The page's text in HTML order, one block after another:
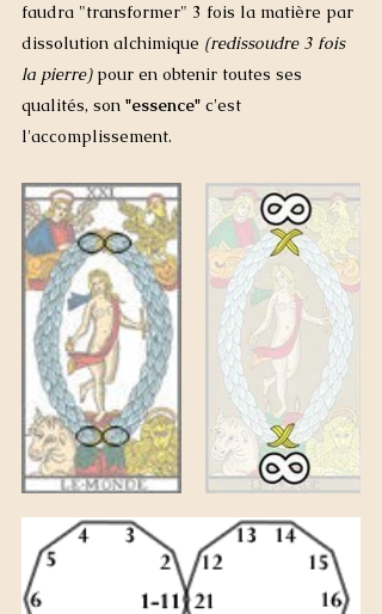
faudra "transformer" 3 fois la matière par
dissolution alchimique (redissoudre 3 fois
la pierre) pour en obtenir toutes ses
qualités, son "essence" c'est
l'accomplissement.